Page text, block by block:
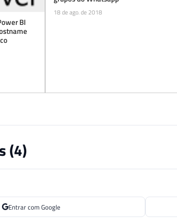
BI
18 de ago. de 2018
(4)
Entrar com Google